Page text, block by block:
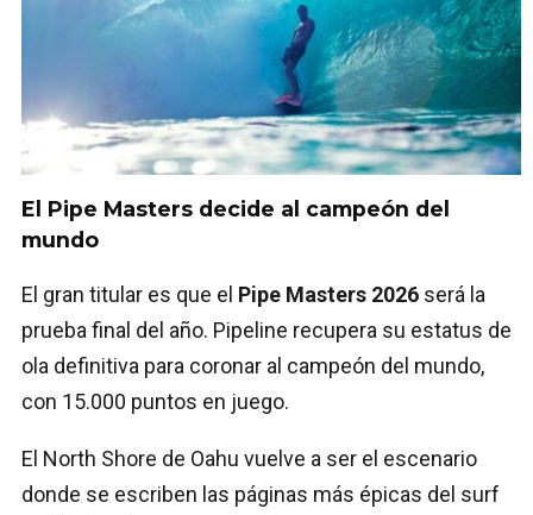
El Pipe Masters decide al campeón del
mundo
El gran titular es que el Pipe Masters 2026 será la
prueba final del año. Pipeline recupera su estatus de
ola definitiva para coronar al campeón del mundo,
con 15.000 puntos en juego.
El North Shore de Oahu vuelve a ser el escenario
donde se escriben las páginas más épicas del surf